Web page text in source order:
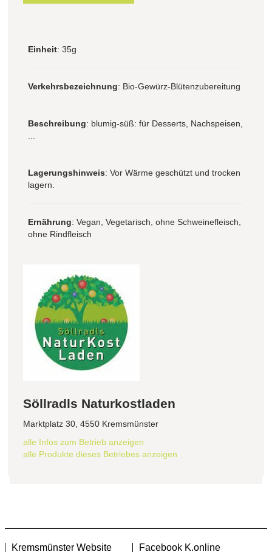
Einheit: 35g
Verkehrsbezeichnung: Bio-Gewürz-Blütenzubereitung
Beschreibung: blumig-süß: für Desserts, Nachspeisen,
Lagerungshinweis: Vor Wärme geschützt und trocken
lagern.
Ernährung: Vegan, Vegetarisch, ohne Schweinefleisch,
ohne Rindfleisch
Söllradls Naturkostladen
Marktplatz 30, 4550 Kremsmünster
alle Infos zum Betrieb anzeigen
alle Produkte dieses Betriebes anzeigen
Kremsmünster Website Facebook K.online